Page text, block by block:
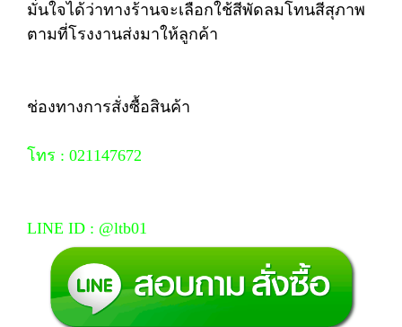
มั่นใจได้ว่าทางร้านจะเลือกใช้สีพัดลมโทนสีสุภาพ
ตามที่โรงงานส่งมาให้ลูกค้า
ช่องทางการสั่งซื้อสินค้า
โทร : 021147672
LINE ID : @ltb01